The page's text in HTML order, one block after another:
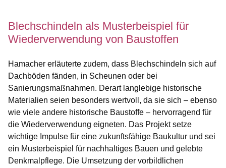
Blechschindeln als Musterbeispiel für
Wiederverwendung von Baustoffen
Hamacher erläuterte zudem, dass Blechschindeln sich auf
Dachböden fänden, in Scheunen oder bei
Sanierungsmaßnahmen. Derart langlebige historische
Materialien seien besonders wertvoll, da sie sich – ebenso
wie viele andere historische Baustoffe – hervorragend für
die Wiederverwendung eigneten. Das Projekt setze
wichtige Impulse für eine zukunftsfähige Baukultur und sei
ein Musterbeispiel für nachhaltiges Bauen und gelebte
Denkmalpflege. Die Umsetzung der vorbildlichen